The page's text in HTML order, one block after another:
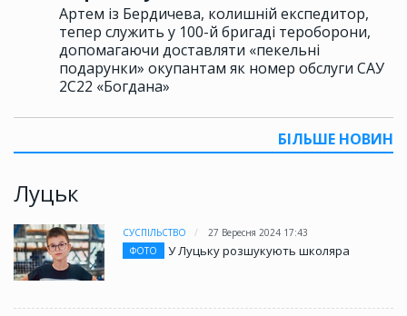
Артем із Бердичева, колишній експедитор,
тепер служить у 100-й бригаді тероборони,
допомагаючи доставляти «пекельні
подарунки» окупантам як номер обслуги САУ
2С22 «Богдана»
БІЛЬШЕ НОВИН
Луцьк
СУСПІЛЬСТВО
27 Вересня 2024 17:43
ФОТО
У Луцьку розшукують школяра